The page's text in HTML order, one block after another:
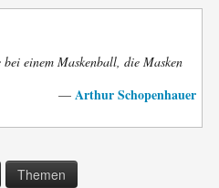
bei einem Maskenball, die Masken
— Arthur Schopenhauer
Themen